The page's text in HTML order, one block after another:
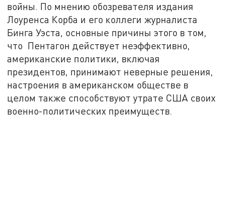
войны. По мнению обозревателя издания
Лоуренса Корба и его коллеги журналиста
Бинга Уэста, основные причины этого в том,
что Пентагон действует неэффективно,
американские политики, включая
президентов, принимают неверные решения,
настроения в американском обществе в
целом также способствуют утрате США своих
военно-политических преимуществ.